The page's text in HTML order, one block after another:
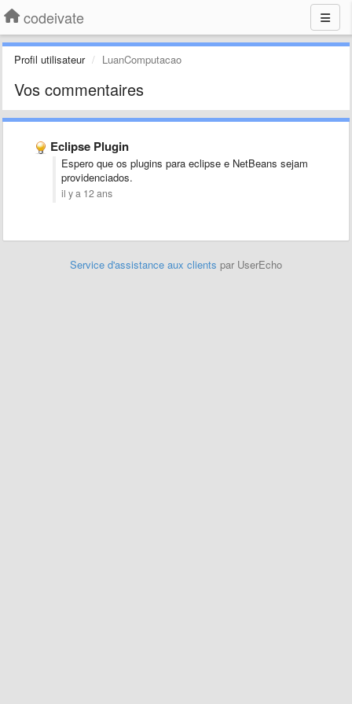
codeivate
Profil utilisateur LuanComputacao
Vos commentaires
Eclipse Plugin
Espero que os plugins para eclipse e NetBeans sejam
providenciados.
il y a 12 ans
Service d'assistance aux clients par UserEcho